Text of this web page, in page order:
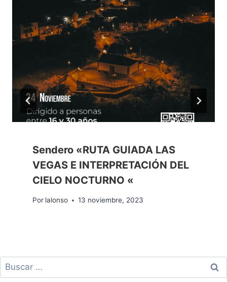
Sendero «RUTA GUIADA LAS
VEGAS E INTERPRETACIÓN DEL
CIELO NOCTURNO «
Por lalonso 13 noviembre, 2023
Buscar: